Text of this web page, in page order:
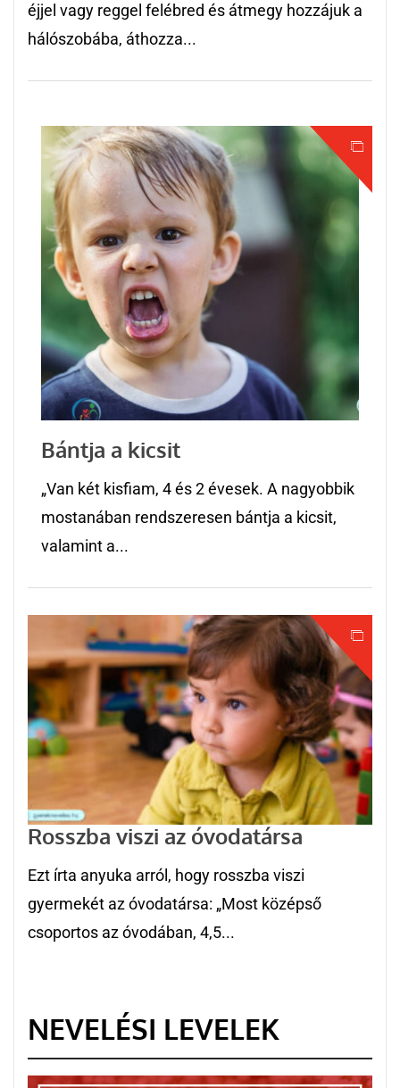
éjjel vagy reggel felébred és átmegy hozzájuk a
hálószobába, áthozza...
Bántja a kicsit
„Van két kisfiam, 4 és 2 évesek. A nagyobbik
mostanában rendszeresen bántja a kicsit,
valamint a...
Rosszba viszi az óvodatársa
Ezt írta anyuka arról, hogy rosszba viszi
gyermekét az óvodatársa: „Most középső
csoportos az óvodában, 4,5...
NEVELÉSI LEVELEK